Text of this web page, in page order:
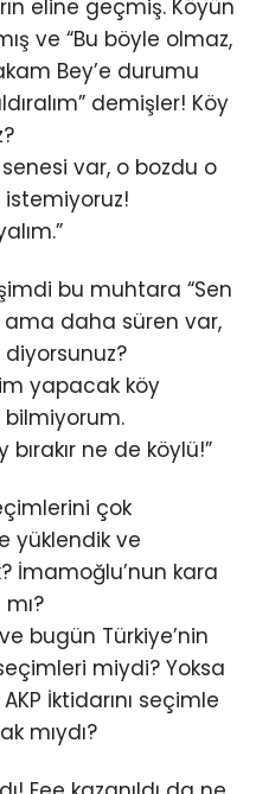
eline geçmiş. Köyün
ve “Bu böyle olmaz,
Bey’e durumu
demişler! Köy
var, o bozdu o
istemiyoruz!
bu muhtara “Sen
ama daha süren var,
yapacak köy
bilmiyorum.
ne de köylü!”
çok
yüklendik ve
İmamoğlu’nun kara
bugün Türkiye’nin
miydi? Yoksa
İktidarını seçimle
mıydı?